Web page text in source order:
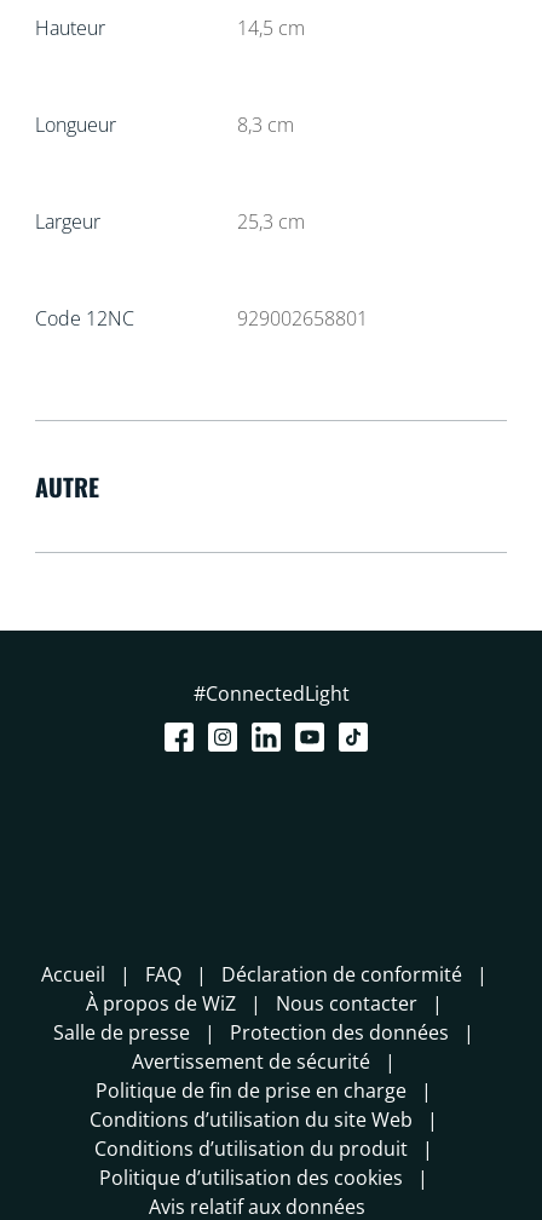
Hauteur 14,5 cm
Longueur 8,3 cm
Largeur 25,3 cm
Code 12NC 929002658801
AUTRE
#ConnectedLight
Accueil FAQ
Déclaration de conformité
À propos de WiZ
Nous contacter
Salle de presse
Protection des données
Avertissement de sécurité
Politique de fin de prise en charge
Conditions d’utilisation du site Web
Conditions d’utilisation du produit
Politique d’utilisation des cookies
Avis relatif aux données